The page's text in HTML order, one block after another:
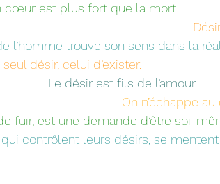
cœur est plus fort que la mort.
l’homme trouve son sens dans la
désir, celui d’exister.
Le désir est fils de l’amour.
On n’échappe
fuir, est une demande d’être soi-
Ceux qui contrôlent leurs désirs,